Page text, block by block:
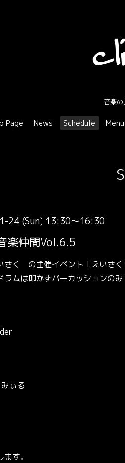
音楽
Page News Schedule Menu
24 (Sun) 13:30～16:30
楽仲間Vol.6.5
く の主催イベント「えいさく
ムは叩かずパーカッションの
ぃる
す。